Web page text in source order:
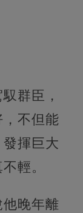
群臣，
不但能
揮巨大
輕。
晚年離